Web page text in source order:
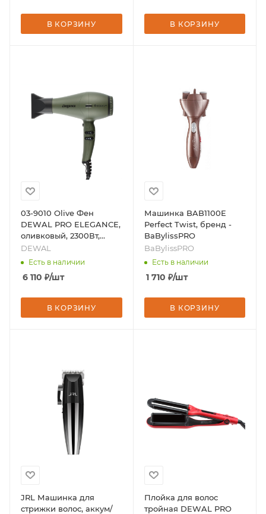
В КОРЗИНУ В КОРЗИНУ
03-9010 Olive Фен
DEWAL PRO ELEGANCE,
оливковый, 2300Вт,
ионизация, 2 насадки,
бренд - DEWAL
DEWAL
Есть в наличии
6 110 ₽/шт
В КОРЗИНУ
Машинка BAB1100E
Perfect Twist, бренд -
BaBylissPRO
BaBylissPRO
Есть в наличии
1 710 ₽/шт
В КОРЗИНУ
JRL Машинка для
стрижки волос, аккум/
Плойка для волос
тройная DEWAL PRO